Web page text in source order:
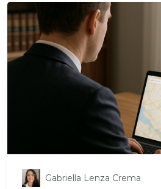
Gabriella Lenza Crema